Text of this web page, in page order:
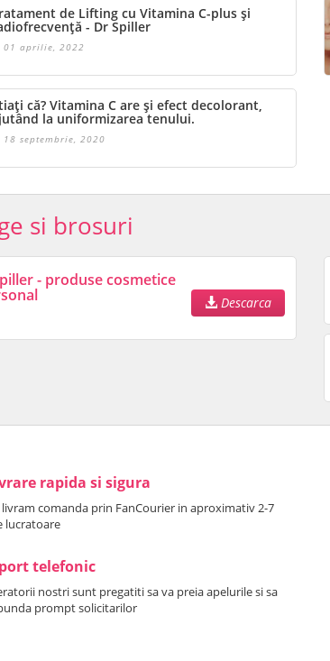
de Lifting cu Vitamina C-plus și
- Dr Spiller
01 aprilie, 2022
că? Vitamina C are și efect decolorant,
la uniformizarea tenului.
18 septembrie, 2020
si brosuri
- produse cosmetice
Descarca
rapida si sigura
livram comanda prin FanCourier in aproximativ 2-7
lucratoare
telefonic
nostri sunt pregatiti sa va preia apelurile si sa
prompt solicitarilor